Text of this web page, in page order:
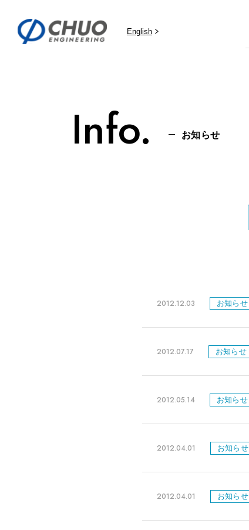
English
Info. お知らせ
2012.12.03 お知らせ
2012.07.17 お知らせ
2012.05.14 お知らせ
2012.04.01 お知らせ
2012.04.01 お知らせ